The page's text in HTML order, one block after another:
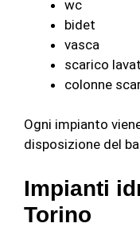
wc
bidet
vasca
scarico
colonne
Ogni impianto
disposizione del
Impianti
Torino